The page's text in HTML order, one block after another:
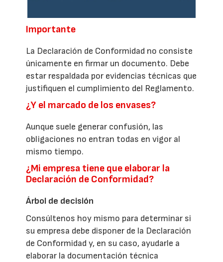
Importante
La Declaración de Conformidad no consiste
únicamente en firmar un documento. Debe
estar respaldada por evidencias técnicas que
justifiquen el cumplimiento del Reglamento.
¿Y el marcado de los envases?
Aunque suele generar confusión, las
obligaciones no entran todas en vigor al
mismo tiempo.
¿Mi empresa tiene que elaborar la
Declaración de Conformidad?
Árbol de decisión
Consúltenos hoy mismo para determinar si
su empresa debe disponer de la Declaración
de Conformidad y, en su caso, ayudarle a
elaborar la documentación técnica